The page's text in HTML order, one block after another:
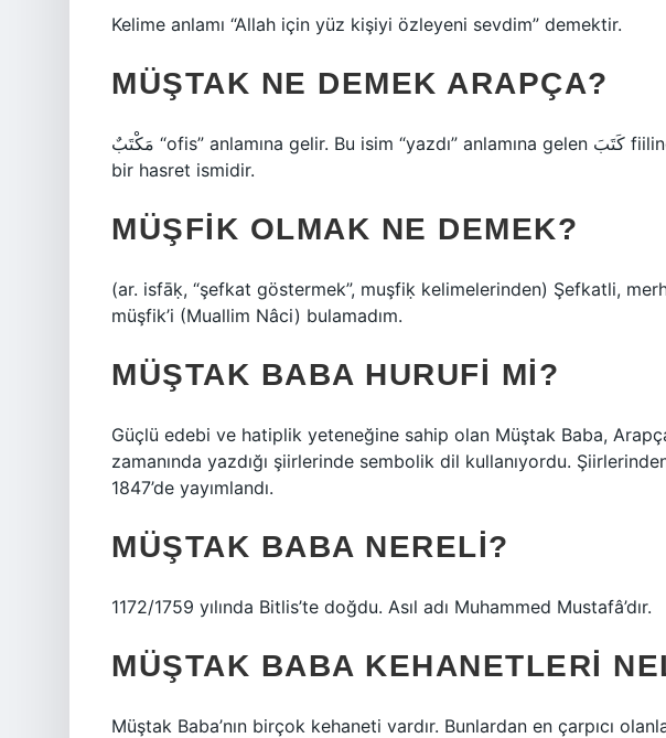
Kelime anlamı “Allah için yüz kişiyi özleyeni sevdim” demektir.
MÜŞTAK NE DEMEK ARAPÇA?
مَكْتَبٌ “ofis” anlamına gelir. Bu isim “yazdı” anlamına gelen كَتَبَ fiilinden türemiştir. Dolayısıyla مَكْتَبٌ
bir hasret ismidir.
MÜŞFIK OLMAK NE DEMEK?
(ar. isfāḳ, “şefkat göstermek”, muşfiḳ kelimelerinden) Şefkatli,
müşfik’i (Muallim Nâci) bulamadım.
MÜŞTAK BABA HURUFI MI?
Güçlü edebi ve hatiplik yeteneğine sahip olan Müştak Baba,
zamanında yazdığı şiirlerinde sembolik dil kullanıyordu.
1847’de yayımlandı.
MÜŞTAK BABA NERELI?
1172/1759 yılında Bitlis’te doğdu. Asıl adı Muhammed Mustafâ’dır.
MÜŞTAK BABA KEHANETLERI
Müştak Baba’nın birçok kehaneti vardır. Bunlardan en çarpıcı